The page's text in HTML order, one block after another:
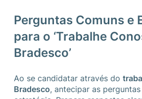
Perguntas Comuns e
para o ‘Trabalhe
Bradesco’
Ao se candidatar através do
Bradesco, antecipar as